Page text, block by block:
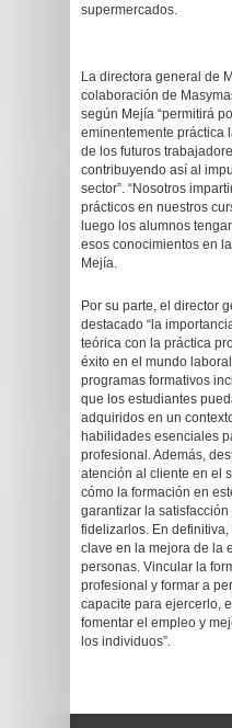
supermercados.
La directora general de
colaboración de
según Mejía “permitirá
eminentemente práctica
de los futuros
contribuyendo así al
sector”. “Nosotros
prácticos en nuestros
luego los alumnos
esos conocimientos en
Mejía.
Por su parte, el director
destacado “la
teórica con la práctica
éxito en el mundo
programas formativos
que los estudiantes
adquiridos en un
habilidades esenciales
profesional. Además,
atención al cliente en el
cómo la formación en
garantizar la
fidelizarlos. En
clave en la mejora de la
personas. Vincular la
profesional y formar a
capacite para ejercerlo,
fomentar el empleo y
los individuos”.